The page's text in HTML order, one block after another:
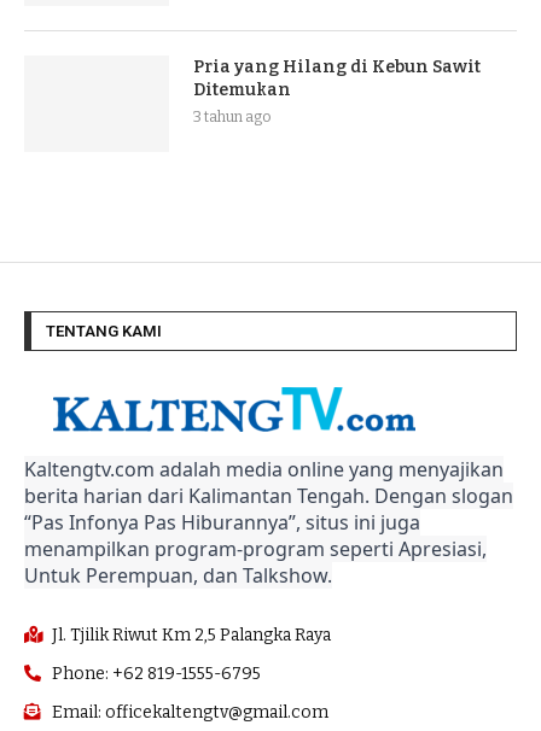
Pria yang Hilang di Kebun Sawit
Ditemukan
3 tahun ago
TENTANG KAMI
Kaltengtv.com adalah media online yang menyajikan
berita harian dari Kalimantan Tengah. Dengan slogan
“Pas Infonya Pas Hiburannya”, situs ini juga
menampilkan program-program seperti Apresiasi,
Untuk Perempuan, dan Talkshow.
Jl. Tjilik Riwut Km 2,5 Palangka Raya
Phone: +62 819-1555-6795
Email: officekaltengtv@gmail.com